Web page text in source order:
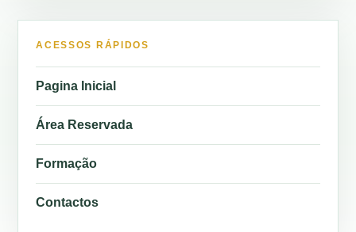
ACESSOS RÁPIDOS
Pagina Inicial
Área Reservada
Formação
Contactos